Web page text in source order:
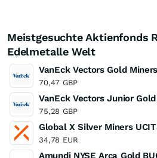
Meistgesuchte Aktienfonds
Edelmetalle Welt
VanEck Vectors Gold
70,47 GBP
VanEck Vectors Junior
75,28 GBP
Global X Silver Miners
34,78 EUR
Amundi NYSE Arca Gold